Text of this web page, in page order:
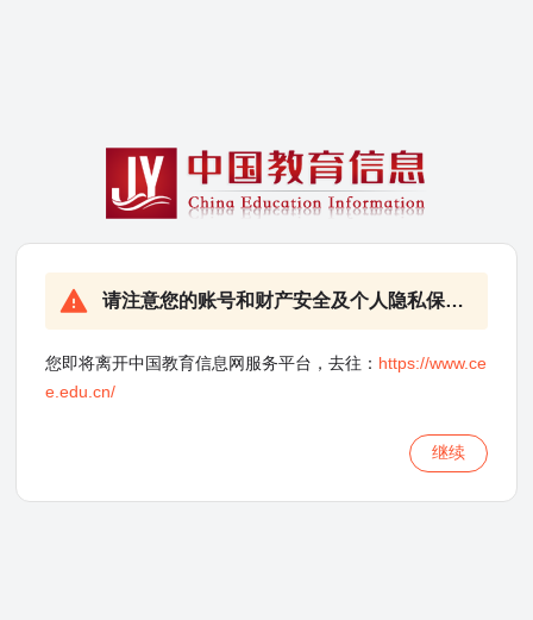
请注意您的账号和财产安全及个人隐私保护！
您即将离开中国教育信息网服务平台，去往： https://www.ce
e.edu.cn/
继续